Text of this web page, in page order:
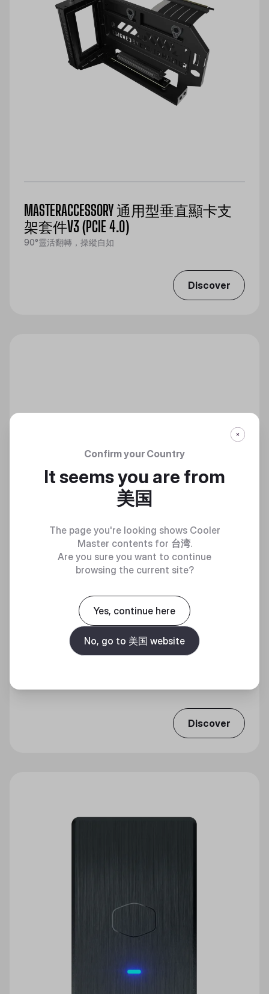
MASTERACCESSORY 通用型垂直顯卡支
架套件V3 (PCIE 4.0)
90°靈活翻轉，操縱自如
Discover
COOLER MASTER 通用型垂直顯卡支架
Discover
Confirm your Country
It seems you are from
美国
The page you're looking shows Cooler
Master contents for 台湾.
Are you sure you want to continue
browsing the current site?
Yes, continue here
No, go to 美国 website